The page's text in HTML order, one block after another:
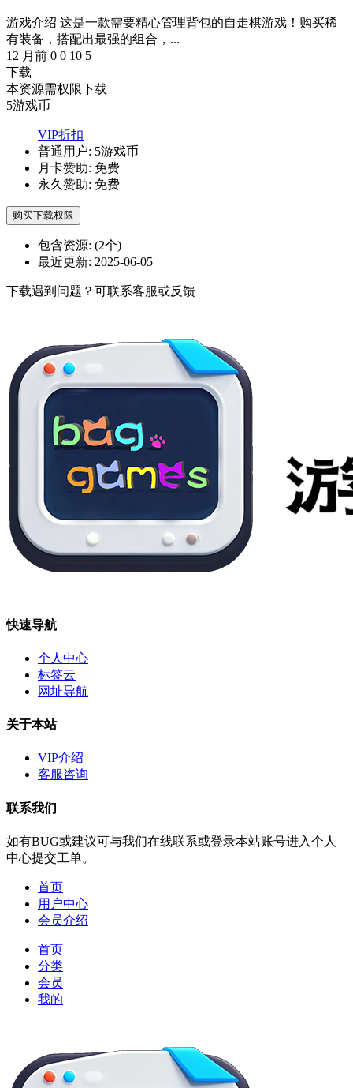
游戏介绍 这是一款需要精心管理背包的自走棋游戏！购买稀
有装备，搭配出最强的组合，...
12 月前 0 0 10 5
下载
本资源需权限下载
5游戏币
VIP折扣
普通用户: 5游戏币
月卡赞助: 免费
永久赞助: 免费
购买下载权限
包含资源: (2个)
最近更新: 2025-06-05
下载遇到问题？可联系客服或反馈
快速导航
个人中心
标签云
网址导航
关于本站
VIP介绍
客服咨询
联系我们
如有BUG或建议可与我们在线联系或登录本站账号进入个人
中心提交工单。
首页
用户中心
会员介绍
首页
分类
会员
我的